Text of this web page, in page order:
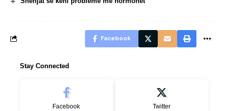
Facebook
Stay Connected
Facebook Twitter